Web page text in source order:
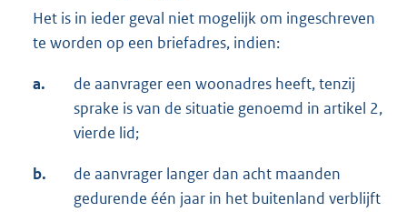
Het is in ieder geval niet mogelijk om ingeschreven
te worden op een briefadres, indien:
a.
de aanvrager een woonadres heeft, tenzij
sprake is van de situatie genoemd in artikel 2,
vierde lid;
b.
de aanvrager langer dan acht maanden
gedurende één jaar in het buitenland verblijft